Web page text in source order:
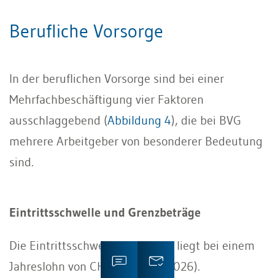
Berufliche Vorsorge
In der beruflichen Vorsorge sind bei einer
Mehrfachbeschäftigung vier Faktoren
ausschlaggebend (Abbildung 4), die bei BVG
mehrere Arbeitgeber von besonderer Bedeutung
sind.
Eintrittsschwelle und Grenzbeträge
Die Eintrittsschwelle in die BVG liegt bei einem
Jahreslohn von CHF22 680.–(2026).